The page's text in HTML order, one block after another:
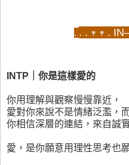
. . . 𖥧 𖥧 .
INTP｜你是這樣愛的
你用理解與觀察慢慢靠近，
愛對你來說不是情緒泛濫，
你相信深層的連結，來自誠
愛，是你願意用理性思考也